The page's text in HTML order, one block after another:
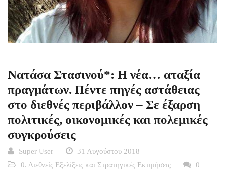
Νατάσα Στασινού*: Η νέα… αταξία
πραγμάτων. Πέντε πηγές αστάθειας
στο διεθνές περιβάλλον – Σε έξαρση
πολιτικές, οικονομικές και πολεμικές
συγκρούσεις
Super User
31 Αυγούστου 2018
0. Διεθνείς Εξελίξεις και Στρατηγικές Εκτιμήσεις
0